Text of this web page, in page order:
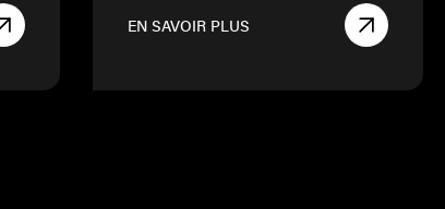
EN SAVOIR PLUS